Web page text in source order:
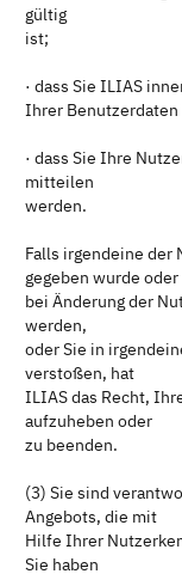
gültig
ist;
· dass Sie ILIAS
Ihrer
· dass Sie Ihre
mitteilen
werden.
Falls irgendeine
gegeben wurde oder
bei Änderung der
werden,
oder Sie in
verstoßen, hat
ILIAS das Recht,
aufzuheben oder
zu beenden.
(3) Sie sind
Angebots, die mit
Hilfe Ihrer
Sie haben